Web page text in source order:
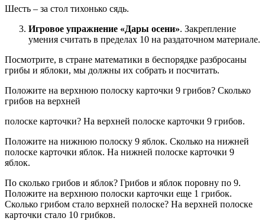
Шесть – за стол тихонько сядь.
Игровое упражнение «Дары осени». Закрепление
умения считать в пределах 10 на раздаточном материале.
Посмотрите, в стране математики в беспорядке разбросаны
грибы и яблоки, мы должны их собрать и посчитать.
Положите на верхнюю полоску карточки 9 грибов? Сколько
грибов на верхней
полоске карточки? На верхней полоске карточки 9 грибов.
Положите на нижнюю полоску 9 яблок. Сколько на нижней
полоске карточки яблок. На нижней полоске карточки 9
яблок.
По сколько грибов и яблок? Грибов и яблок поровну по 9.
Положите на верхнюю полоски карточки еще 1 грибок.
Сколько грибом стало верхней полоске? На верхней полоске
карточки стало 10 грибков.